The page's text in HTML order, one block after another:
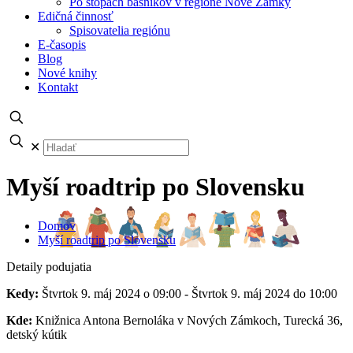
Edičná činnosť
Spisovatelia regiónu
E-časopis
Blog
Nové knihy
Kontakt
✕
Myší roadtrip po Slovensku
Domov
Myší roadtrip po Slovensku
Detaily podujatia
Kedy: Štvrtok 9. máj 2024 o 09:00 - Štvrtok 9. máj 2024 do 10:00
Kde: Knižnica Antona Bernoláka v Nových Zámkoch, Turecká 36,
detský kútik